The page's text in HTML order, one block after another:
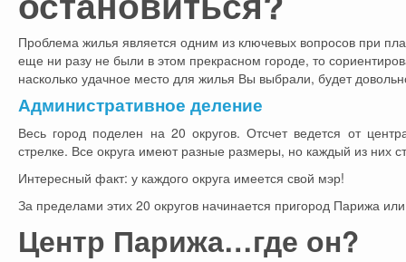
Проблема жилья является одним из ключевых вопросов при
еще ни разу не были в этом прекрасном городе, то
насколько удачное место для жилья Вы выбрали, будет
Административное деление
Весь город поделен на 20 округов. Отсчет ведется от
стрелке. Все округа имеют разные размеры, но каждый из них
Интересный факт: у каждого округа имеется свой мэр!
За пределами этих 20 округов начинается пригород Парижа
Центр Парижа…где он?